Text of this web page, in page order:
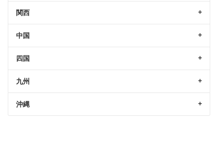
関西
中国
四国
九州
沖縄